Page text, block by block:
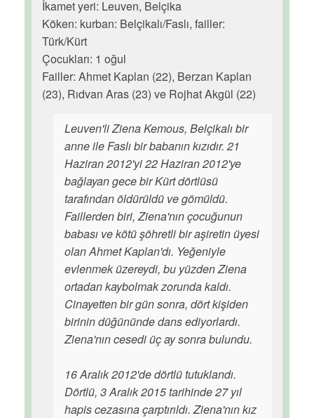
İkamet yeri: Leuven, Belçika
Köken: kurban: Belçikalı/Faslı, failler:
Türk/Kürt
Çocukları: 1 oğul
Failler: Ahmet Kaplan (22), Berzan Kaplan
(23), Rıdvan Aras (23) ve Rojhat Akgül (22)
Leuven'li Ziena Kemous, Belçikalı bir
anne ile Faslı bir babanın kızıdır. 21
Haziran 2012'yi 22 Haziran 2012'ye
bağlayan gece bir Kürt dörtlüsü
tarafından öldürüldü ve gömüldü.
Faillerden biri, Ziena'nın çocuğunun
babası ve kötü şöhretli bir aşiretin üyesi
olan Ahmet Kaplan'dı. Yeğeniyle
evlenmek üzereydi, bu yüzden Ziena
ortadan kaybolmak zorunda kaldı.
Cinayetten bir gün sonra, dört kişiden
birinin düğününde dans ediyorlardı.
Ziena'nın cesedi üç ay sonra bulundu.
16 Aralık 2012'de dörtlü tutuklandı.
Dörtlü, 3 Aralık 2015 tarihinde 27 yıl
hapis cezasına çarptırıldı. Ziena'nın kız